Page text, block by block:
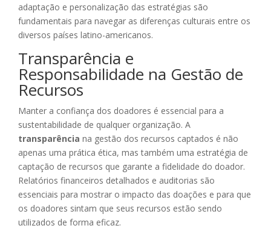
adaptação e personalização das estratégias são
fundamentais para navegar as diferenças culturais entre os
diversos países latino-americanos.
Transparência e
Responsabilidade na Gestão de
Recursos
Manter a confiança dos doadores é essencial para a
sustentabilidade de qualquer organização. A
transparência na gestão dos recursos captados é não
apenas uma prática ética, mas também uma estratégia de
captação de recursos que garante a fidelidade do doador.
Relatórios financeiros detalhados e auditorias são
essenciais para mostrar o impacto das doações e para que
os doadores sintam que seus recursos estão sendo
utilizados de forma eficaz.